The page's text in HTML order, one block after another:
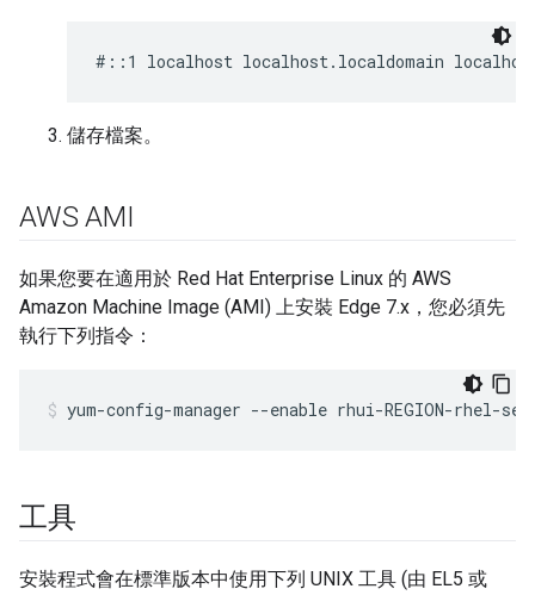
#::1 localhost localhost.localdomain
儲存檔案。
AWS AMI
如果您要在適用於 Red Hat Enterprise Linux 的 AWS
Amazon Machine Image (AMI) 上安裝 Edge 7.x，您必須先
執行下列指令：
yum-config-manager --enable rhui-REGION-rhel-
工具
安裝程式會在標準版本中使用下列 UNIX 工具 (由 EL5 或